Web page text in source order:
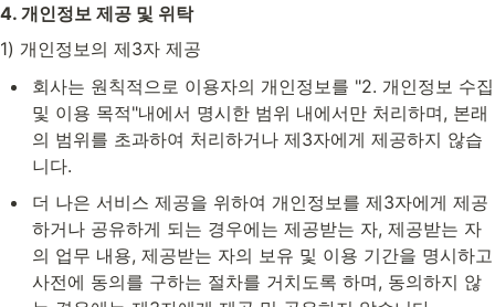
4. 개인정보 제공 및 위탁
1) 개인정보의 제3자 제공
회사는 원칙적으로 이용자의 개인정보를 "2. 개인정보 수집
및 이용 목적"내에서 명시한 범위 내에서만 처리하며, 본래
의 범위를 초과하여 처리하거나 제3자에게 제공하지 않습
니다.
더 나은 서비스 제공을 위하여 개인정보를 제3자에게 제공
하거나 공유하게 되는 경우에는 제공받는 자, 제공받는 자
의 업무 내용, 제공받는 자의 보유 및 이용 기간을 명시하고
사전에 동의를 구하는 절차를 거치도록 하며, 동의하지 않